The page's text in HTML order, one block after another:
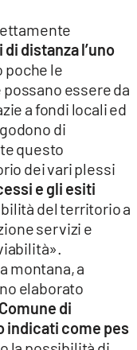
distanza l’uno
poche le
essere da
a fondi locali ed
di
questo
dei vari plessi
e gli esiti
del territorio a
servizi e
montana, a
elaborato
di
indicati come pes